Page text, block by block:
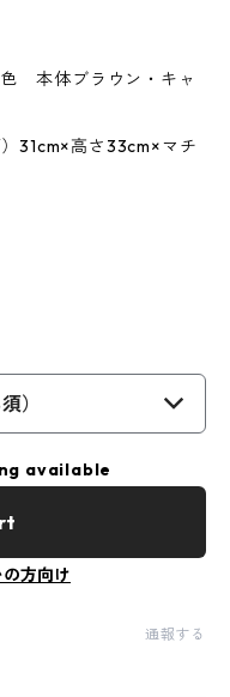
本体ブラウン・キャ
31cm×高さ33cm×マチ
）
available
方向け
通報する